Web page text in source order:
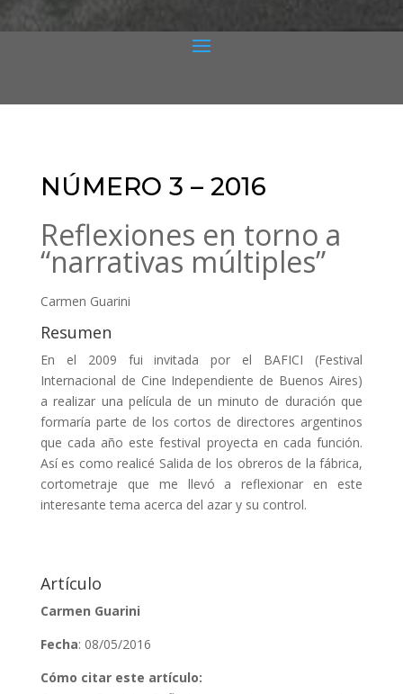
NÚMERO 3 – 2016
Reflexiones en torno a
“narrativas múltiples”
Carmen Guarini
Resumen
En el 2009 fui invitada por el BAFICI (Festival
Internacional de Cine Independiente de Buenos Aires)
a realizar una película de un minuto de duración que
formaría parte de los cortos de directores argentinos
que cada año este festival proyecta en cada función.
Así es como realicé Salida de los obreros de la fábrica,
cortometraje que me llevó a reflexionar en este
interesante tema acerca del azar y su control.
Artículo
Carmen Guarini
Fecha: 08/05/2016
Cómo citar este artículo: